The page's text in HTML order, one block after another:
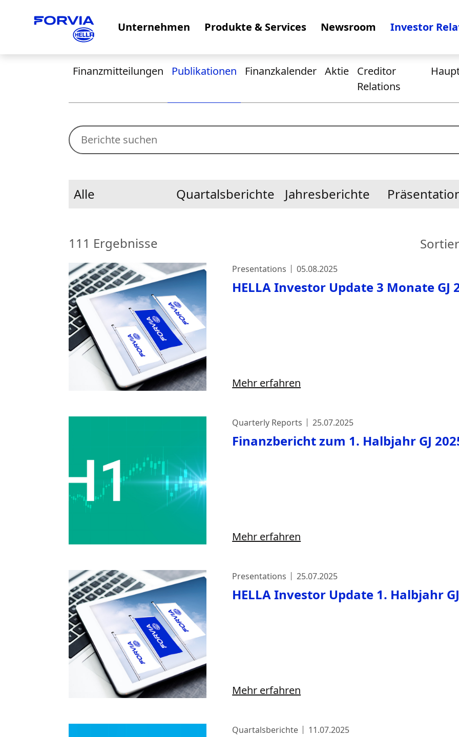
Unternehmen Produkte & Services Newsroom Investor
Finanzmitteilungen Publikationen Finanzkalender Aktie
Creditor
Relations
Alle Quartalsberichte Jahresberichte
111 Ergebnisse
Presentations 05.08.2025
HELLA Investor Update 3 Monate GJ
Mehr erfahren
Quarterly Reports 25.07.2025
Finanzbericht zum 1. Halbjahr GJ
Mehr erfahren
Presentations 25.07.2025
HELLA Investor Update 1. Halbjahr
Mehr erfahren
Quartalsberichte 11.07.2025